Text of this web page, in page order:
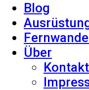
Blog
Über
Kontakt